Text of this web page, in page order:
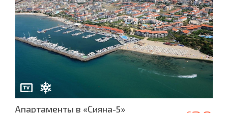
Апартаменты в «Сияна-5»